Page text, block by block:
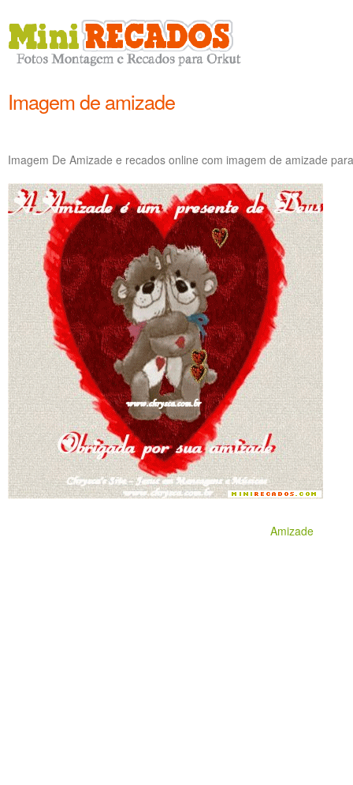
Imagem de amizade
Imagem De Amizade e recados online com imagem de amizade
Amizade